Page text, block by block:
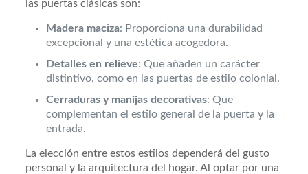
las puertas clásicas son:
Madera maciza: Proporciona una durabilidad
excepcional y una estética acogedora.
Detalles en relieve: Que añaden un carácter
distintivo, como en las puertas de estilo colonial.
Cerraduras y manijas decorativas: Que
complementan el estilo general de la puerta y la
entrada.
La elección entre estos estilos dependerá del gusto
personal y la arquitectura del hogar. Al optar por una